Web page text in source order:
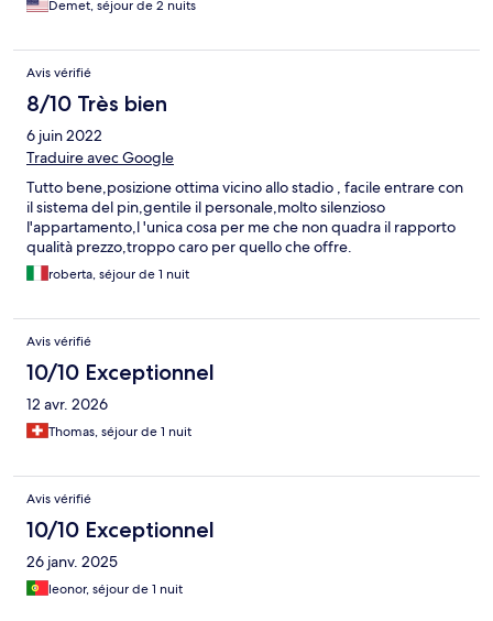
Demet, séjour de 2 nuits
Avis vérifié
8/10 Très bien
6 juin 2022
Traduire avec Google
Tutto bene,posizione ottima vicino allo stadio , facile entrare con
il sistema del pin,gentile il personale,molto silenzioso
l'appartamento,l 'unica cosa per me che non quadra il rapporto
qualità prezzo,troppo caro per quello che offre.
roberta, séjour de 1 nuit
Avis vérifié
10/10 Exceptionnel
12 avr. 2026
Thomas, séjour de 1 nuit
Avis vérifié
10/10 Exceptionnel
26 janv. 2025
leonor, séjour de 1 nuit